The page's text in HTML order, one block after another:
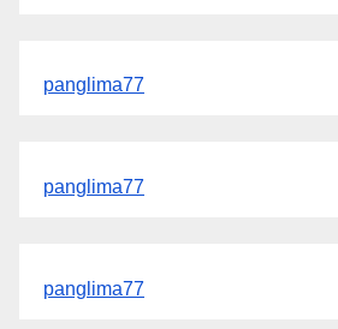
panglima77
panglima77
panglima77